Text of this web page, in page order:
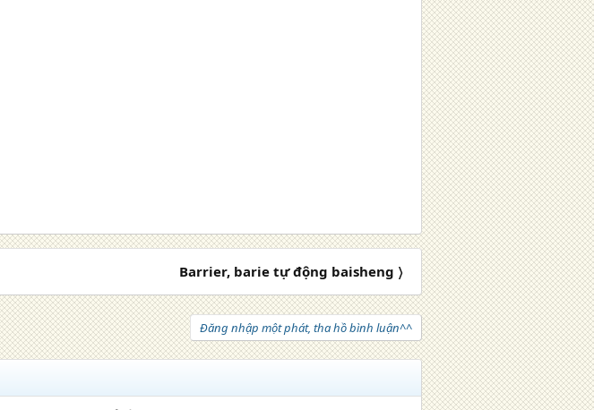
Barrier, barie tự động baisheng 〉
Đăng nhập một phát, tha hồ bình luận^^